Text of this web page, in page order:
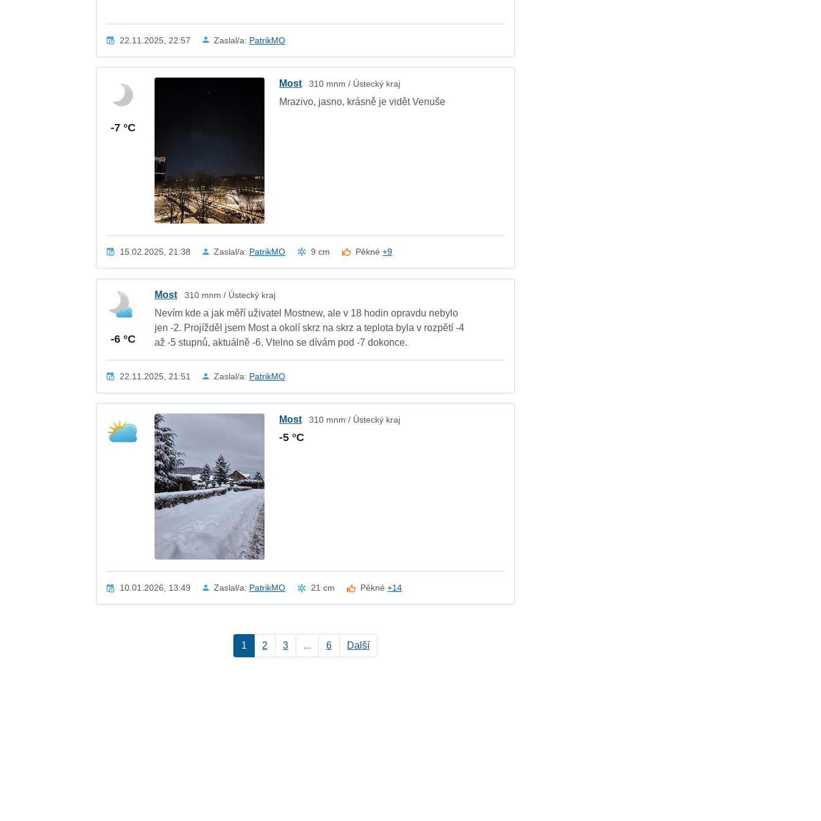
22.11.2025, 22:57 Zaslal/a: PatrikMO
-7 °C
Most 310 mnm / Ústecký kraj
Mrazivo, jasno, krásně je vidět Venuše
15.02.2025, 21:38 Zaslal/a: PatrikMO 9 cm Pěkné+9
-6 °C
Most 310 mnm / Ústecký kraj
Nevím kde a jak měří uživatel Mostnew, ale v 18 hodin opravdu nebylo
jen -2. Projížděl jsem Most a okolí skrz na skrz a teplota byla v rozpětí -4
až -5 stupnů, aktuálně -6. Vtelno se dívám pod -7 dokonce.
22.11.2025, 21:51 Zaslal/a: PatrikMO
Most 310 mnm / Ústecký kraj
-5 °C
10.01.2026, 13:49 Zaslal/a: PatrikMO 21 cm Pěkné+14
1 2 3 ... 6 Další